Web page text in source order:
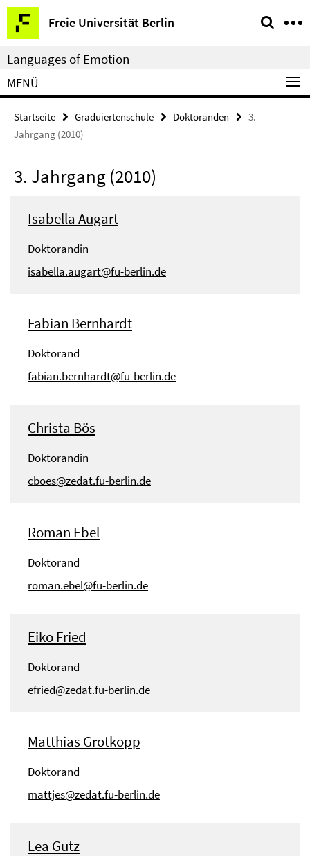
Springe
direkt
zu
Inhalt
Freie Universität Berlin
Service-
Navigation
Languages of Emotion
MENÜ
Startseite Graduiertenschule Doktoranden
3.
Jahrgang (2010)
3. Jahrgang (2010)
Isabella Augart
Doktorandin
isabella.augart@fu-berlin.de
Fabian Bernhardt
Doktorand
fabian.bernhardt@fu-berlin.de
Christa Bös
Doktorandin
cboes@zedat.fu-berlin.de
Roman Ebel
Doktorand
roman.ebel@fu-berlin.de
Eiko Fried
Doktorand
efried@zedat.fu-berlin.de
Matthias Grotkopp
Doktorand
mattjes@zedat.fu-berlin.de
Lea Gutz